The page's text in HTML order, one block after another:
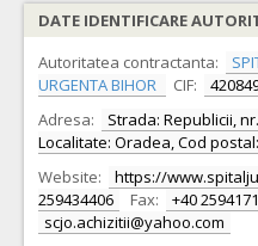
DATE IDENTIFICARE
Autoritatea contractanta:
URGENTA BIHOR
CIF:
Adresa:
Strada: Republicii,
Localitate: Oradea, Cod
Website:
https://
259434406
Fax: +40
scjo.achizitii@yahoo.com